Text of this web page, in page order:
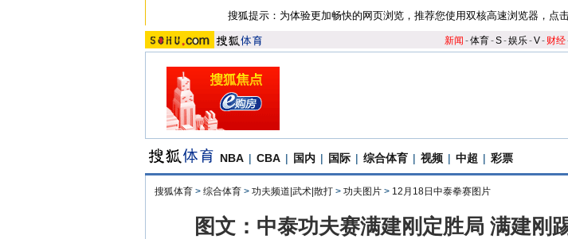
搜狐提示：为体验更加畅快的网页浏览，推荐您使用双核高速浏览器，点
新闻 -体育-S-娱乐-V- 财经
NBA | CBA | 国内 | 国际 | 综合体育 | 视频 | 中超 | 彩票
搜狐体育 > 综合体育 > 功夫频道|武术|散打 > 功夫图片 > 12月18日中泰拳赛图片
图文：中泰功夫赛满建刚定胜局 满建刚